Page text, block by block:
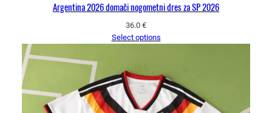
Argentina 2026 domači nogometni dres za SP 2026
36.0 €
Select options